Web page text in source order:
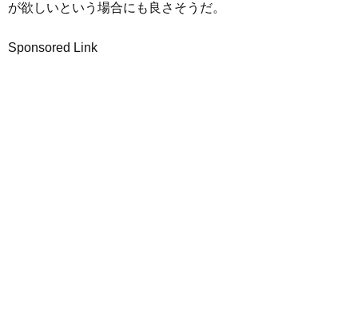
が欲しいという場合にも良さそうだ。
Sponsored Link